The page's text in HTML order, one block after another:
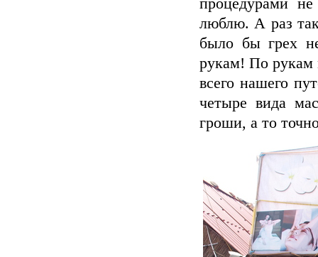
процедурами
люблю. А раз
было бы грех
рукам! По рукам
всего нашего
четыре вида
гроши, а то